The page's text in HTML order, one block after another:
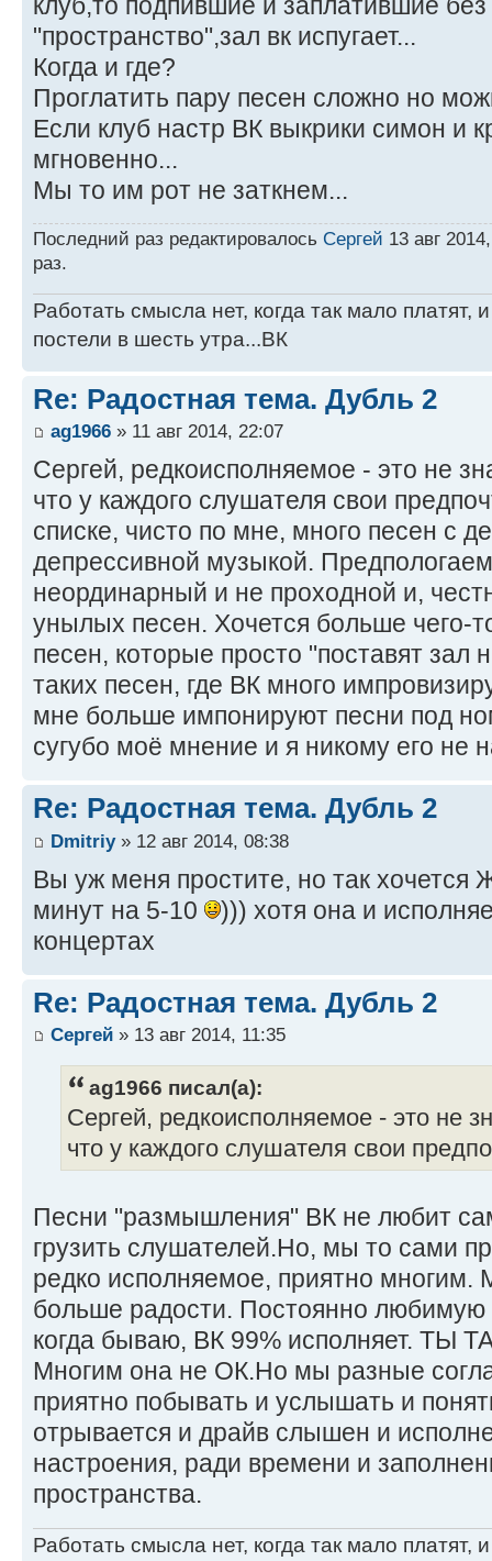
клуб,то подпившие и заплатившие
"пространство",зал вк испугает...
Когда и где?
Проглатить пару песен сложно но
Если клуб настр ВК выкрики симон и
мгновенно...
Мы то им рот не заткнем...
Последний раз редактировалось Сергей 13 авг
раз.
Работать смысла нет, когда так мало платят,
постели в шесть утра...ВК
Re: Радостная тема. Дубль 2
ag1966 » 11 авг 2014, 22:07
Сергей, редкоисполняемое - это не
что у каждого слушателя свои
списке, чисто по мне, много песен с
депрессивной музыкой.
неординарный и не проходной и,
унылых песен. Хочется больше чего-
песен, которые просто "поставят зал
таких песен, где ВК много
мне больше импонируют песни под
сугубо моё мнение и я никому его не
Re: Радостная тема. Дубль 2
Dmitriy» 12 авг 2014, 08:38
Вы уж меня простите, но так хочется
минут на 5-10
))) хотя она и
концертах
Re: Радостная тема. Дубль 2
Сергей » 13 авг 2014, 11:35
ag1966 писал(а):
Сергей, редкоисполняемое - это не
что у каждого слушателя свои
Песни "размышления" ВК не любит
грузить слушателей.Но, мы то сами
редко исполняемое, приятно
больше радости. Постоянно любимую
когда бываю, ВК 99% исполняет.
Многим она не ОК.Но мы разные
приятно побывать и услышать и
отрывается и драйв слышен и
настроения, ради времени и
пространства.
Работать смысла нет, когда так мало платят,